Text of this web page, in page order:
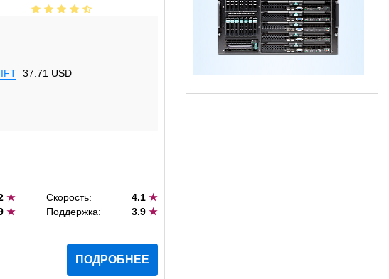
37.71 USD
★ Скорость: 4.1 ★
★ Поддержка: 3.9 ★
ПОДРОБНЕЕ